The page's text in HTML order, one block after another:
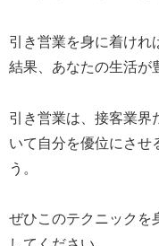
引き営業を身に着けれ
結果、あなたの生活が
引き営業は、接客業界
いて自分を優位にさせ
う。
ぜひこのテクニックを